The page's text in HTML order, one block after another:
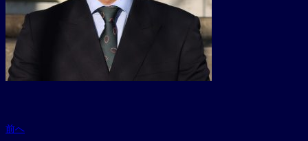
前へ